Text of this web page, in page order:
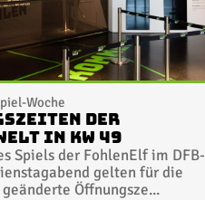
Woche
der
in KW 49
Spiels der FohlenElf im DFB-
gelten für die
Öffnungsze...